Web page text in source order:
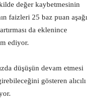
değer kaybetmesinin
faizleri 25 baz puan aşağı
da eklenince
ediyor.
düşüşün devam etmesi
gösteren alıcılı